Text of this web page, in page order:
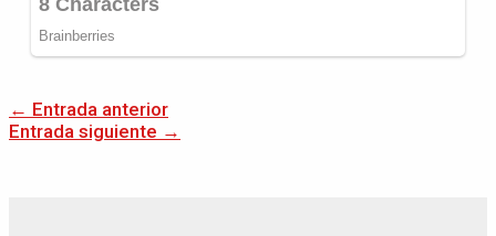
← Entrada anterior
Entrada siguiente →